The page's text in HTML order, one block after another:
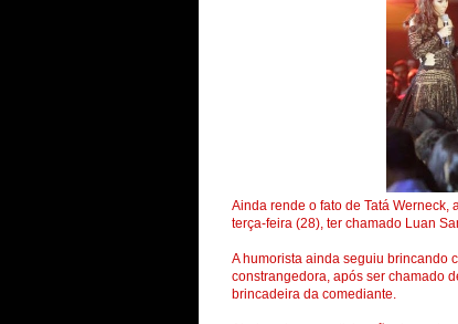
Ainda rende o fato de Tatá
terça-feira (28), ter chamado Luan
A humorista ainda seguiu brincando
constrangedora, após ser chamado
brincadeira da comediante.